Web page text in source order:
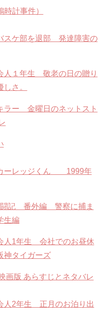
計事件）
スケ部を退部 発達障害の
人１年生 敬老の日の贈り
さ。
ラー 金曜日のネットスト
ーレッジくん 1999年
闘記 番外編 警察に捕ま
生編
人1年生 会社でのお昼休
神タイガーズ
画版 あらすじとネタバレ
人2年生 正月のお泊り出